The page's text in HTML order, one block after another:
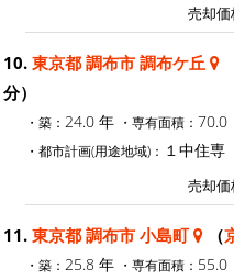
売却価
10. 東京都 調布市 調布ケ丘
分）
・築： 24.0 年 ・専有面積： 70.0
・都市計画(用途地域)： １中住専
売却価
11. 東京都 調布市 小島町 （
・築： 25.8 年 ・専有面積： 55.0